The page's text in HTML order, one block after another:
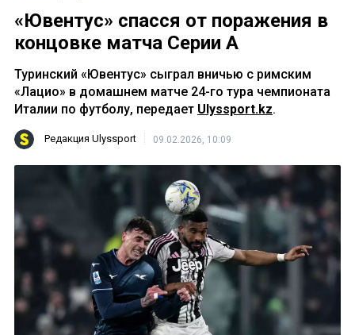
«Ювентус» спасся от поражения в
концовке матча Серии А
Туринский «Ювентус» сыграл вничью с римским
«Лацио» в домашнем матче 24-го тура чемпионата
Италии по футболу, передает Ulyssport.kz.
Редакция Ulyssport 09.02.2026, 10:09